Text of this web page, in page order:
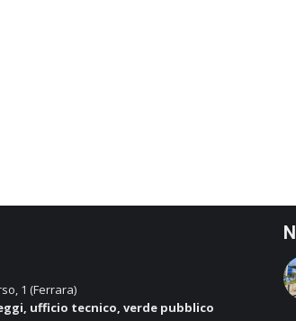
1 (Ferrara)
ufficio tecnico, verde pubblico
N